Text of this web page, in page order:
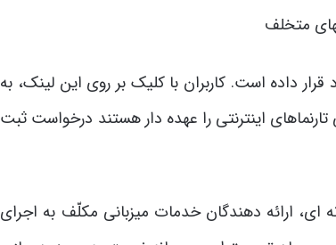
داده است. کاربران با کلیک بر روی این لینک، به
اینترنتی را عهده دار هستند درخواست ثبت
به موجب ماده 23 قانون جرایم رایانه ای، ارائه دهندگان خدمات میزبانی مکلّف به اجرای